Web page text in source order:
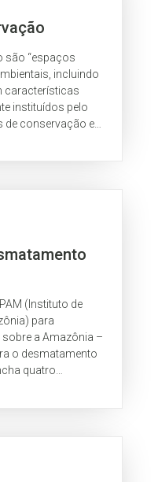
são “espaços
incluindo
características
instituídos pelo
de conservação e
(Instituto de
para
a Amazônia –
o desmatamento
quatro